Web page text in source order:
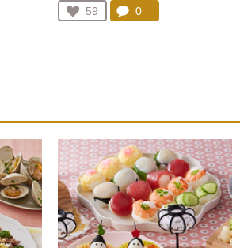
お気に入り登録：
59
人が登録
コメント：
0件。コメントを見る